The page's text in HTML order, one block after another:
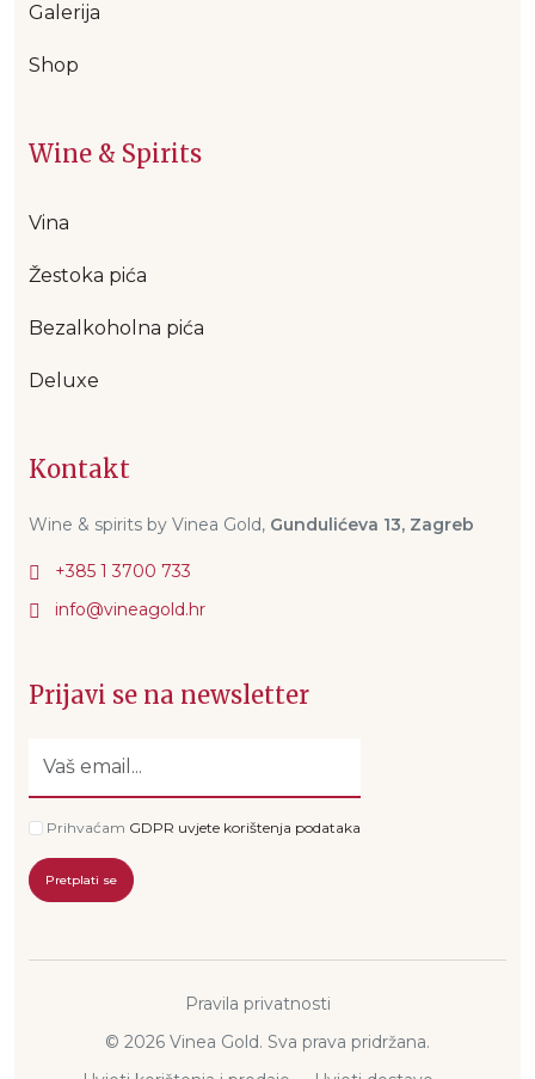
Galerija
Shop
Wine & Spirits
Vina
Žestoka pića
Bezalkoholna pića
Deluxe
Kontakt
Wine & spirits by Vinea Gold, Gundulićeva 13, Zagreb
+385 1 3700 733
Prijavi se na newsletter
Prihvaćam GDPR uvjete korištenja podataka
Pretplati se
Pravila privatnosti
© 2026 Vinea Gold. Sva prava pridržana.